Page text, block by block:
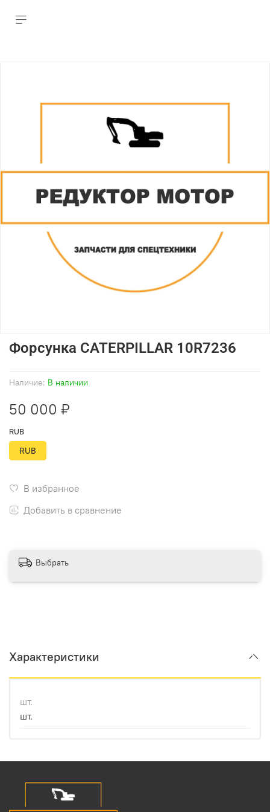
Наличие: В наличии
Форсунка CATERPILLAR 10R7236
50 000 ₽
В избранное
Добавить в сравнение
RUB
RUB
Выбрать
Характеристики
шт.
шт.